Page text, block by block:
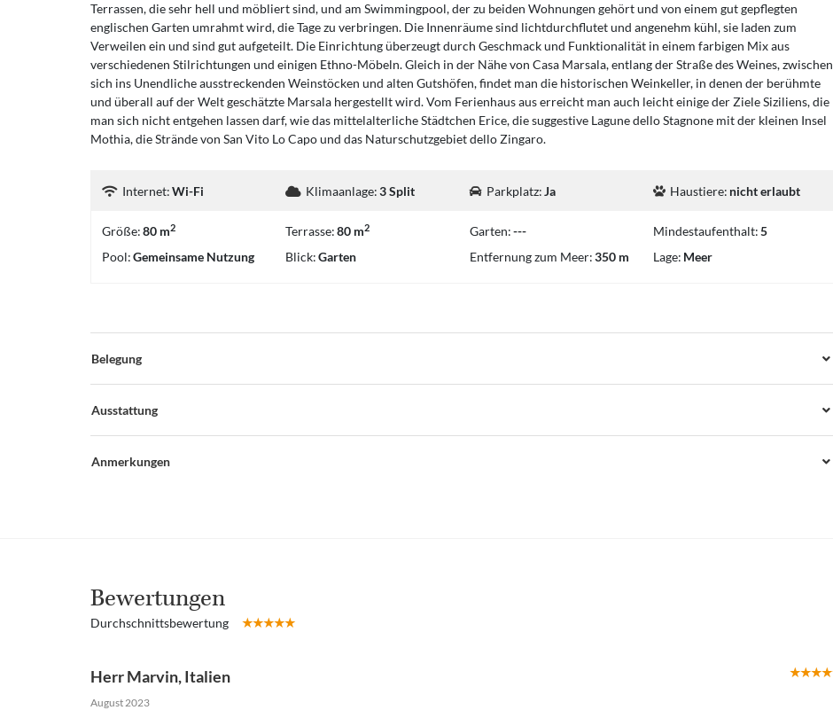
Terrassen, die sehr hell und möbliert sind, und am Swimmingpool, der zu beiden Wohnungen gehört und von einem gut gepflegten
englischen Garten umrahmt wird, die Tage zu verbringen. Die Innenräume sind lichtdurchflutet und angenehm kühl, sie laden zum
Verweilen ein und sind gut aufgeteilt. Die Einrichtung überzeugt durch Geschmack und Funktionalität in einem farbigen Mix aus
verschiedenen Stilrichtungen und einigen Ethno-Möbeln. Gleich in der Nähe von Casa Marsala, entlang der Straße des Weines, zwischen
sich ins Unendliche ausstreckenden Weinstöcken und alten Gutshöfen, findet man die historischen Weinkeller, in denen der berühmte
und überall auf der Welt geschätzte Marsala hergestellt wird. Vom Ferienhaus aus erreicht man auch leicht einige der Ziele Siziliens, die
man sich nicht entgehen lassen darf, wie das mittelalterliche Städtchen Erice, die suggestive Lagune dello Stagnone mit der kleinen Insel
Mothia, die Strände von San Vito Lo Capo und das Naturschutzgebiet dello Zingaro.
Internet:Wi-Fi Klimaanlage:3 Split Parkplatz:Ja Haustiere: nicht erlaubt
Größe:80 m2 Terrasse:80 m2 Garten:--- Mindestaufenthalt:5
Pool:Gemeinsame Nutzung Blick:Garten Entfernung zum Meer:350 m Lage: Meer
Belegung
Ausstattung
Anmerkungen
Bewertungen
Durchschnittsbewertung
Herr Marvin,Italien
August 2023